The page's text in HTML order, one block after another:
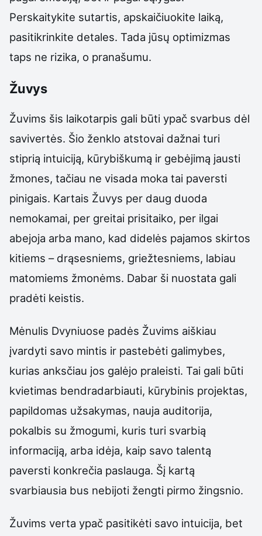
Perskaitykite sutartis, apskaičiuokite laiką,
pasitikrinkite detales. Tada jūsų optimizmas
taps ne rizika, o pranašumu.
Žuvys
Žuvims šis laikotarpis gali būti ypač svarbus dėl
savivertės. Šio ženklo atstovai dažnai turi
stiprią intuiciją, kūrybiškumą ir gebėjimą jausti
žmones, tačiau ne visada moka tai paversti
pinigais. Kartais Žuvys per daug duoda
nemokamai, per greitai prisitaiko, per ilgai
abejoja arba mano, kad didelės pajamos skirtos
kitiems – drąsesniems, griežtesniems, labiau
matomiems žmonėms. Dabar ši nuostata gali
pradėti keistis.
Mėnulis Dvyniuose padės Žuvims aiškiau
įvardyti savo mintis ir pastebėti galimybes,
kurias anksčiau jos galėjo praleisti. Tai gali būti
kvietimas bendradarbiauti, kūrybinis projektas,
papildomas užsakymas, nauja auditorija,
pokalbis su žmogumi, kuris turi svarbią
informaciją, arba idėja, kaip savo talentą
paversti konkrečia paslauga. Šį kartą
svarbiausia bus nebijoti žengti pirmo žingsnio.
Žuvims verta ypač pasitikėti savo intuicija, bet